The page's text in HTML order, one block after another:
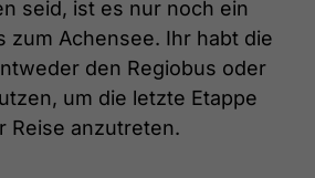
seid, ist es nur noch ein
zum Achensee. Ihr habt die
den Regiobus oder
um die letzte Etappe
Reise anzutreten.